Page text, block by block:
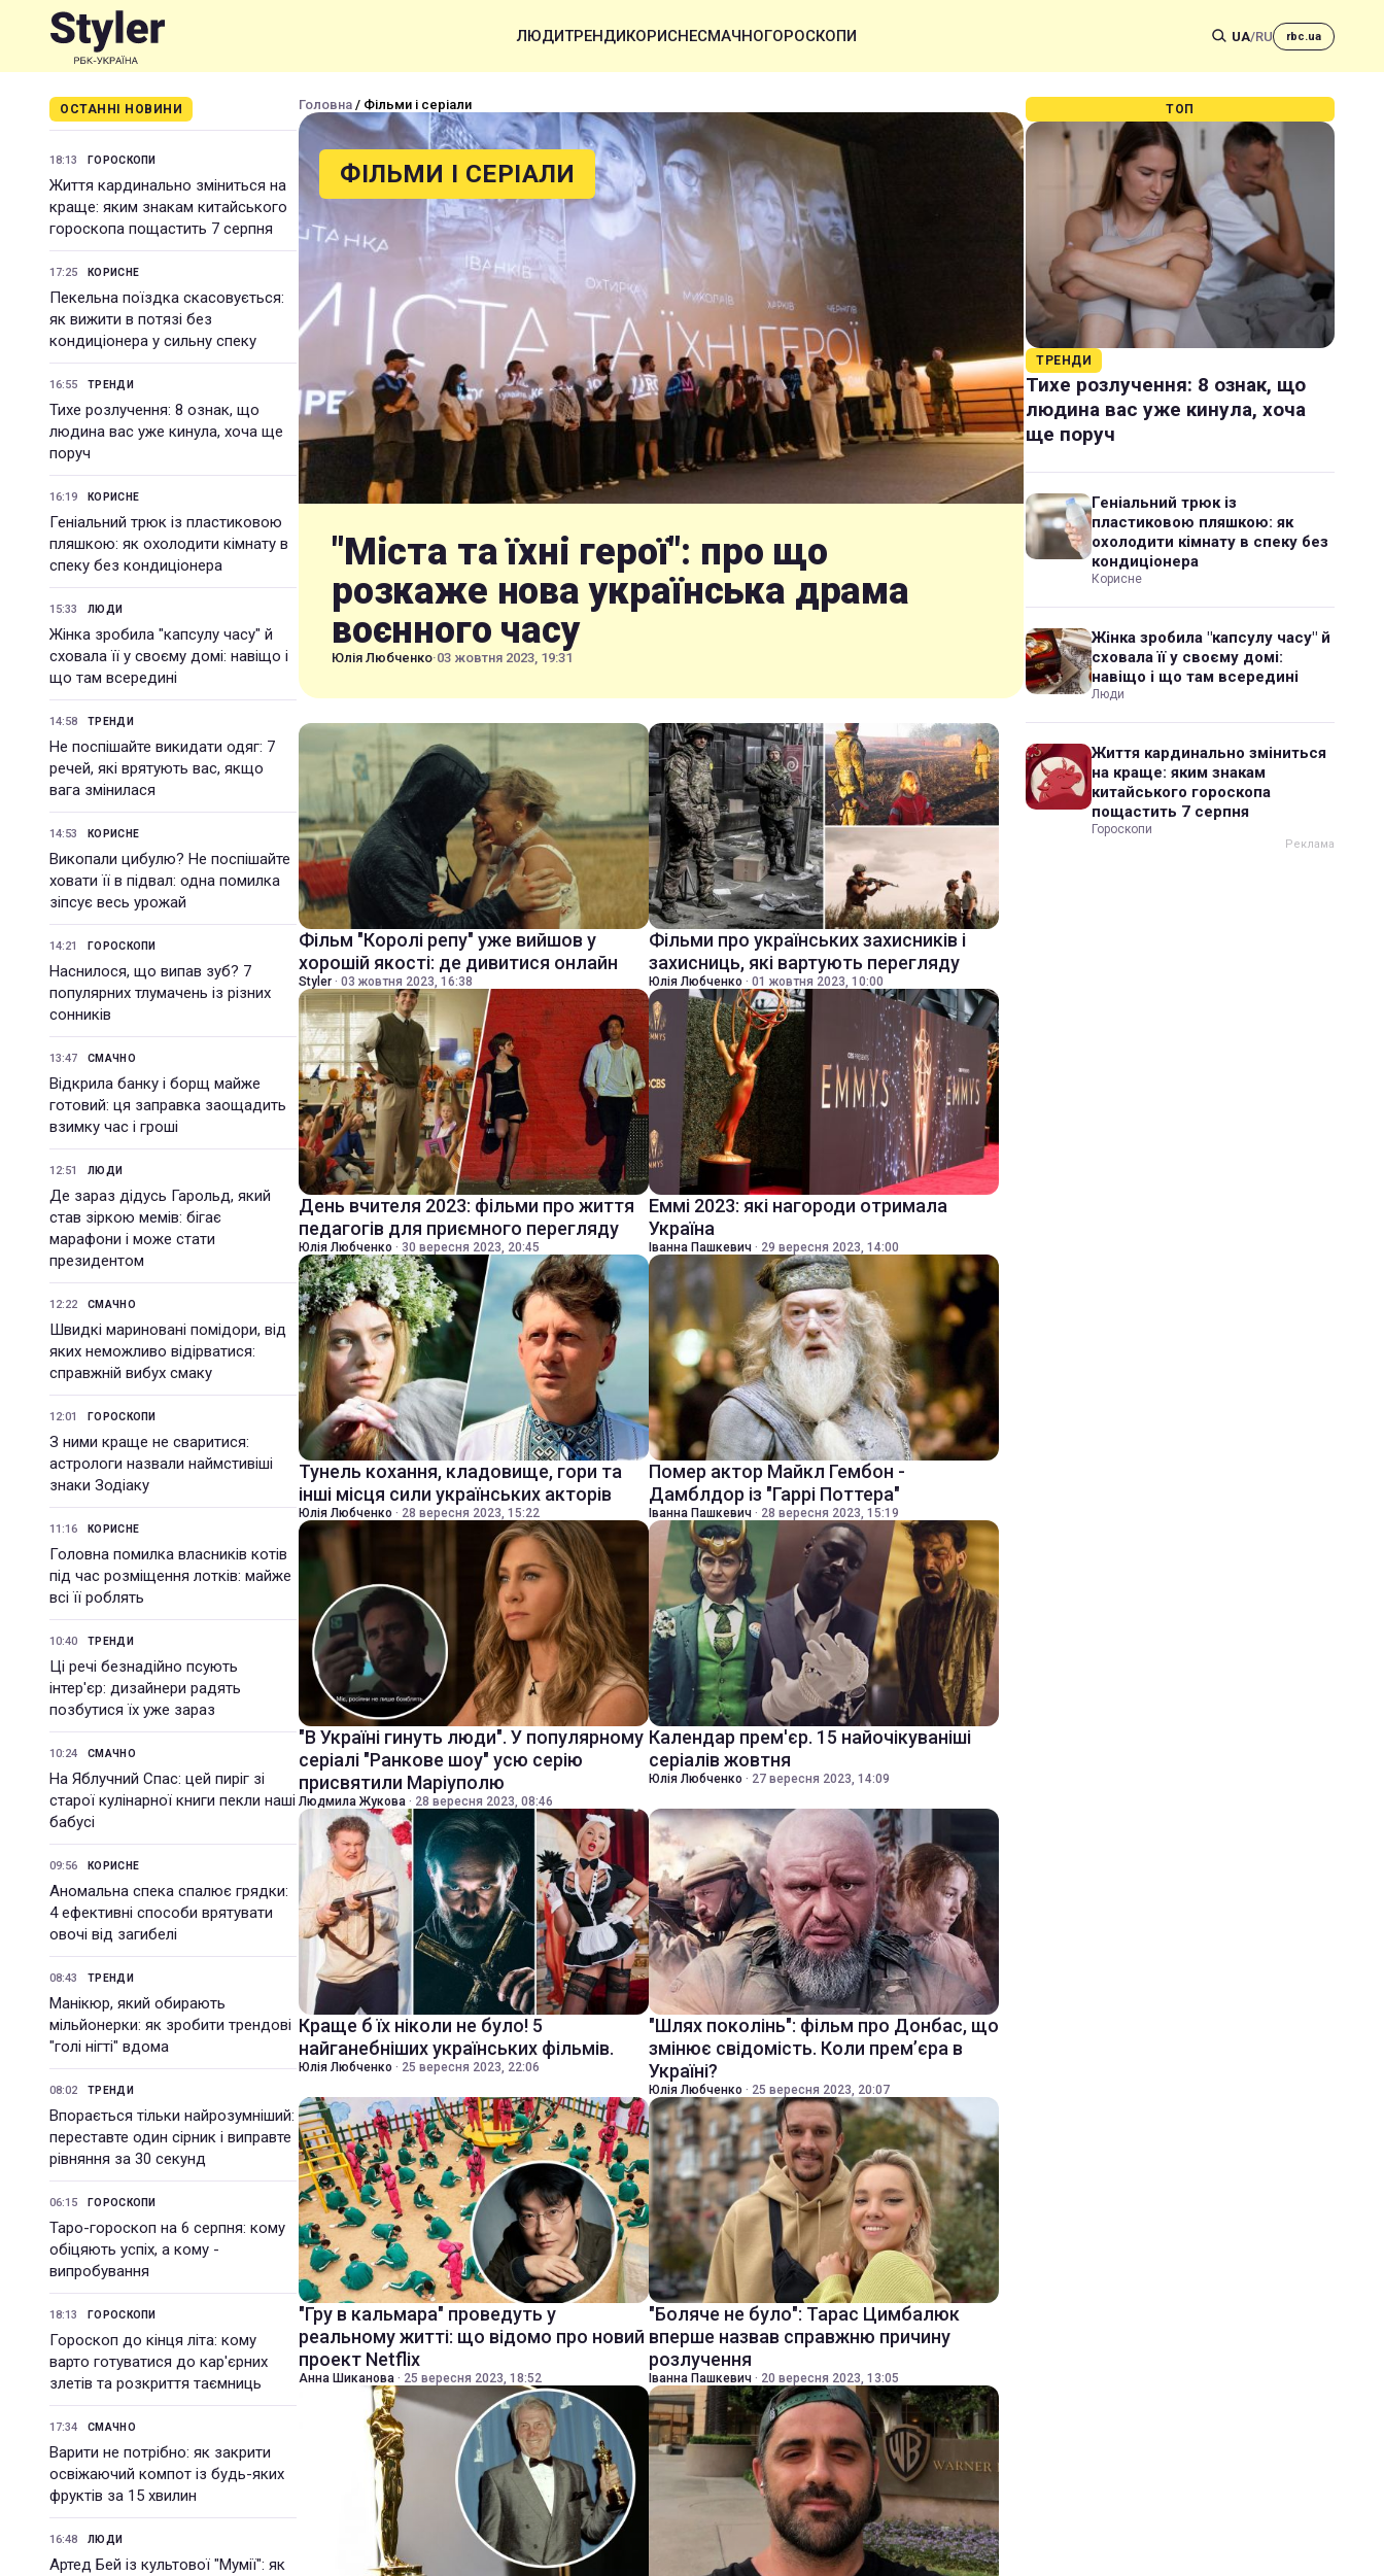
ЛЮДИТРЕНДИКОРИСНЕСМАЧНОГОРОСКОПИ UA/RU rbc.ua
ОСТАННІ НОВИНИ
18:13 ГОРОСКОПИ
Життя кардинально зміниться на
краще: яким знакам китайського
гороскопа пощастить 7 серпня
17:25 КОРИСНЕ
Пекельна поїздка скасовується:
як вижити в потязі без
кондиціонера у сильну спеку
16:55 ТРЕНДИ
Тихе розлучення: 8 ознак, що
людина вас уже кинула, хоча ще
поруч
16:19 КОРИСНЕ
Геніальний трюк із пластиковою
пляшкою: як охолодити кімнату в
спеку без кондиціонера
15:33 ЛЮДИ
Жінка зробила "капсулу часу" й
сховала її у своєму домі: навіщо і
що там всередині
14:58 ТРЕНДИ
Не поспішайте викидати одяг: 7
речей, які врятують вас, якщо
вага змінилася
14:53 КОРИСНЕ
Викопали цибулю? Не поспішайте
ховати її в підвал: одна помилка
зіпсує весь урожай
14:21 ГОРОСКОПИ
Наснилося, що випав зуб? 7
популярних тлумачень із різних
сонників
13:47 СМАЧНО
Відкрила банку і борщ майже
готовий: ця заправка заощадить
взимку час і гроші
12:51 ЛЮДИ
Де зараз дідусь Гарольд, який
став зіркою мемів: бігає
марафони і може стати
президентом
12:22 СМАЧНО
Швидкі мариновані помідори, від
яких неможливо відірватися:
справжній вибух смаку
12:01 ГОРОСКОПИ
З ними краще не сваритися:
астрологи назвали наймстивіші
знаки Зодіаку
11:16 КОРИСНЕ
Головна помилка власників котів
під час розміщення лотків: майже
всі її роблять
10:40 ТРЕНДИ
Ці речі безнадійно псують
інтер'єр: дизайнери радять
позбутися їх уже зараз
10:24 СМАЧНО
На Яблучний Спас: цей пиріг зі
старої кулінарної книги пекли наші
бабусі
09:56 КОРИСНЕ
Аномальна спека спалює грядки:
4 ефективні способи врятувати
овочі від загибелі
08:43 ТРЕНДИ
Манікюр, який обирають
мільйонерки: як зробити трендові
"голі нігті" вдома
08:02 ТРЕНДИ
Впорається тільки найрозумніший:
переставте один сірник і виправте
рівняння за 30 секунд
06:15 ГОРОСКОПИ
Таро-гороскоп на 6 серпня: кому
обіцяють успіх, а кому -
випробування
18:13 ГОРОСКОПИ
Гороскоп до кінця літа: кому
варто готуватися до кар'єрних
злетів та розкриття таємниць
17:34 СМАЧНО
Варити не потрібно: як закрити
освіжаючий компот із будь-яких
фруктів за 15 хвилин
16:48 ЛЮДИ
Артед Бей із культової "Мумії": як
Головна / Фільми і серіали
ФІЛЬМИ І СЕРІАЛИ
"Міста та їхні герої": про що
розкаже нова українська драма
воєнного часу
Юлія Любченко·03 жовтня 2023, 19:31
Фільм "Королі репу" уже вийшов у
хорошій якості: де дивитися онлайн
Styler · 03 жовтня 2023, 16:38
Фільми про українських захисників і
захисниць, які вартують перегляду
Юлія Любченко · 01 жовтня 2023, 10:00
День вчителя 2023: фільми про життя
педагогів для приємного перегляду
Юлія Любченко · 30 вересня 2023, 20:45
Еммі 2023: які нагороди отримала
Україна
Іванна Пашкевич · 29 вересня 2023, 14:00
Тунель кохання, кладовище, гори та
інші місця сили українських акторів
Юлія Любченко · 28 вересня 2023, 15:22
Помер актор Майкл Гембон -
Дамблдор із "Гаррі Поттера"
Іванна Пашкевич · 28 вересня 2023, 15:19
"В Україні гинуть люди". У популярному
серіалі "Ранкове шоу" усю серію
присвятили Маріуполю
Людмила Жукова · 28 вересня 2023, 08:46
Календар прем'єр. 15 найочікуваніші
серіалів жовтня
Юлія Любченко · 27 вересня 2023, 14:09
Краще б їх ніколи не було! 5
найганебніших українських фільмів.
Юлія Любченко · 25 вересня 2023, 22:06
"Шлях поколінь": фільм про Донбас, що
змінює свідомість. Коли прем’єра в
Україні?
Юлія Любченко · 25 вересня 2023, 20:07
"Гру в кальмара" проведуть у
реальному житті: що відомо про новий
проект Netflix
Анна Шиканова · 25 вересня 2023, 18:52
"Боляче не було": Тарас Цимбалюк
вперше назвав справжню причину
розлучення
Іванна Пашкевич · 20 вересня 2023, 13:05
ТОП
ТРЕНДИ
Тихе розлучення: 8 ознак, що
людина вас уже кинула, хоча
ще поруч
Геніальний трюк із
пластиковою пляшкою: як
охолодити кімнату в спеку без
кондиціонера
Корисне
Жінка зробила "капсулу часу" й
сховала її у своєму домі:
навіщо і що там всередині
Люди
Життя кардинально зміниться
на краще: яким знакам
китайського гороскопа
пощастить 7 серпня
Гороскопи